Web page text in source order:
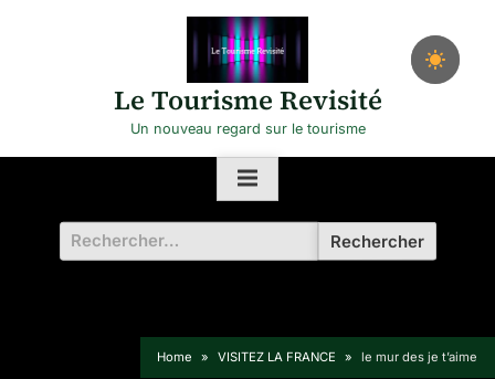
Le Tourisme Revisité
Un nouveau regard sur le tourisme
Rechercher :
Home VISITEZ LA FRANCE le mur des je t’aime